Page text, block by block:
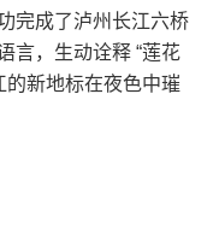
完成了泸州长江六桥
言，生动诠释 “莲花
的新地标在夜色中璀